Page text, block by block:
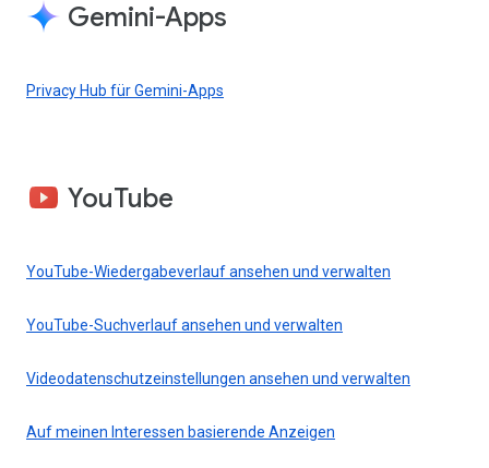
Gemini-Apps
Privacy Hub für Gemini-Apps
YouTube
YouTube-Wiedergabeverlauf ansehen und verwalten
YouTube-Suchverlauf ansehen und verwalten
Videodatenschutzeinstellungen ansehen und verwalten
Auf meinen Interessen basierende Anzeigen